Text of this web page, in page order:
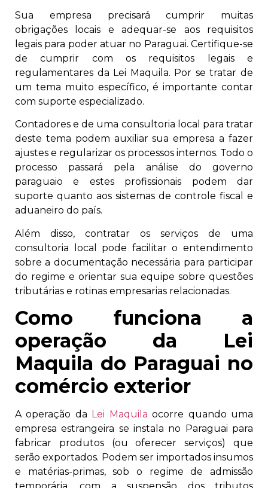
Sua empresa precisará cumprir muitas
obrigações locais e adequar-se aos requisitos
legais para poder atuar no Paraguai. Certifique-se
de cumprir com os requisitos legais e
regulamentares da Lei Maquila. Por se tratar de
um tema muito específico, é importante contar
com suporte especializado.
Contadores e de uma consultoria local para tratar
deste tema podem auxiliar sua empresa a fazer
ajustes e regularizar os processos internos. Todo o
processo passará pela análise do governo
paraguaio e estes profissionais podem dar
suporte quanto aos sistemas de controle fiscal e
aduaneiro do país.
Além disso, contratar os serviços de uma
consultoria local pode facilitar o entendimento
sobre a documentação necessária para participar
do regime e orientar sua equipe sobre questões
tributárias e rotinas empresarias relacionadas.
Como funciona a
operação da Lei
Maquila do Paraguai no
comércio exterior
A operação da Lei Maquila ocorre quando uma
empresa estrangeira se instala no Paraguai para
fabricar produtos (ou oferecer serviços) que
serão exportados. Podem ser importados insumos
e matérias-primas, sob o regime de admissão